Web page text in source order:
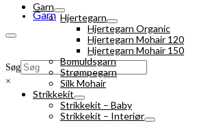
Garn
Søg
×
Garn
Hjertegarn
Hjertegarn Organic
Hjertegarn Mohair 120
Hjertegarn Mohair 150
Bomuldsgarn
Strømpegarn
Silk Mohair
Strikkekit
Strikkekit – Baby
Strikkekit – Interiør